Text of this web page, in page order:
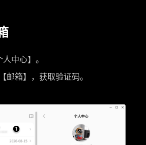
中心】。
邮箱】，获取验证码。